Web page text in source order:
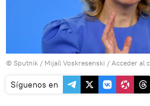
© Sputnik / Mijaíl Voskresenski / Acceder al
Síguenos en